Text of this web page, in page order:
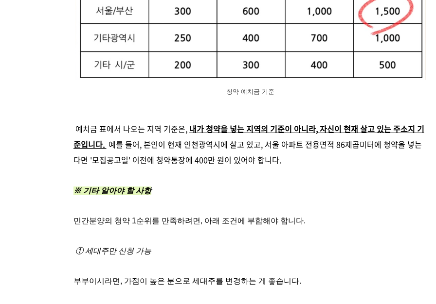
청약 예치금 기준
예치금 표에서 나오는 지역 기준은, 내가 청약을 넣는 지역의 기준이 아니라, 자신이 현재 살고 있는 주소지 기
준입니다. 예를 들어, 본인이 현재 인천광역시에 살고 있고, 서울 아파트 전용면적 86제곱미터에 청약을 넣는
다면 '모집공고일' 이전에 청약통장에 400만 원이 있어야 합니다.
※ 기타 알아야 할 사항
민간분양의 청약 1순위를 만족하려면, 아래 조건에 부합해야 합니다.
① 세대주만 신청 가능
부부이시라면, 가점이 높은 분으로 세대주를 변경하는 게 좋습니다.